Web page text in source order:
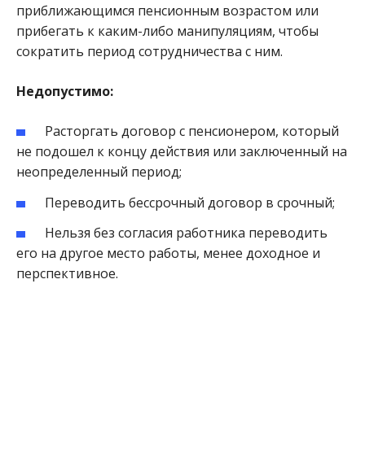
приближающимся пенсионным возрастом или
прибегать к каким-либо манипуляциям, чтобы
сократить период сотрудничества с ним.
Недопустимо:
Расторгать договор с пенсионером, который
не подошел к концу действия или заключенный на
неопределенный период;
Переводить бессрочный договор в срочный;
Нельзя без согласия работника переводить
его на другое место работы, менее доходное и
перспективное.